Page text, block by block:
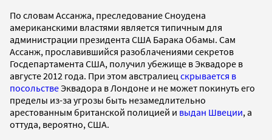
По словам Ассанжа, преследование Сноудена
американскими властями является типичным для
администрации президента США Барака Обамы. Сам
Ассанж, прославившийся разоблачениями секретов
Госдепартамента США, получил убежище в Эквадоре в
августе 2012 года. При этом австралиец скрывается в
посольствеЭквадора в Лондоне и не может покинуть его
пределы из-за угрозы быть незамедлительно
арестованным британской полицией и выдан Швеции, а
оттуда, вероятно, США.